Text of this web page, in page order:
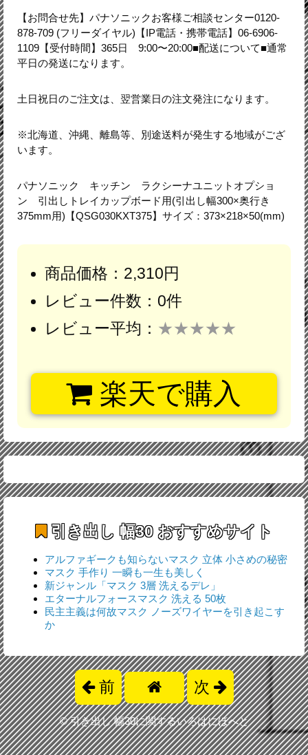
【お問合せ先】パナソニックお客様ご相談センター0120-
878-709 (フリーダイヤル)【IP電話・携帯電話】06-6906-
1109【受付時間】365日 9:00〜20:00■配送について■通常
平日の発送になります。
土日祝日のご注文は、翌営業日の注文発注になります。
※北海道、沖縄、離島等、別途送料が発生する地域がござ
います。
パナソニック キッチン ラクシーナユニットオプショ
ン 引出しトレイカップボード用(引出し幅300×奥行き
375mm用)【QSG030KXT375】サイズ：373×218×50(mm)
商品価格：2,310円
レビュー件数：0件
レビュー平均： ★★★★★
楽天で購入
引き出し 幅30おすすめサイト
アルファギークも知らないマスク 立体 小さめの秘密
マスク 手作り 一瞬も一生も美しく
新ジャンル「マスク 3層 洗えるデレ」
エターナルフォースマスク 洗える 50枚
民主主義は何故マスク ノーズワイヤーを引き起こす
か
前 次
©引き出し 幅30に関するいろはにほへと